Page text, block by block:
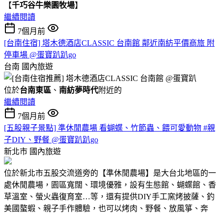
【千巧谷牛樂園牧場】
繼續閱讀
7個月前
[台南住宿] 塔木德酒店CLASSIC 台南館 鄰近南紡平價商旅 附
停車場 @蛋寶趴趴go
台南 國內旅遊
位於台南東區 、 南紡夢時代附近的
繼續閱讀
7個月前
[五股親子景點] 準休閒農場 看蝴蝶、竹節蟲、餵可愛動物 #親
子DIY、野餐 @蛋寶趴趴go
新北市 國內旅遊
位於新北市五股交流道旁的【準休閒農場】是大台北地區的一
處休閒農場，園區寬闊、環境優雅，設有生態館、蝴蝶館、香
草溫室、螢火蟲復育室…等，還有提供DIY手工窯烤披薩、釣
美國螯蝦、親子手作體驗，也可以烤肉、野餐、放風箏、奔